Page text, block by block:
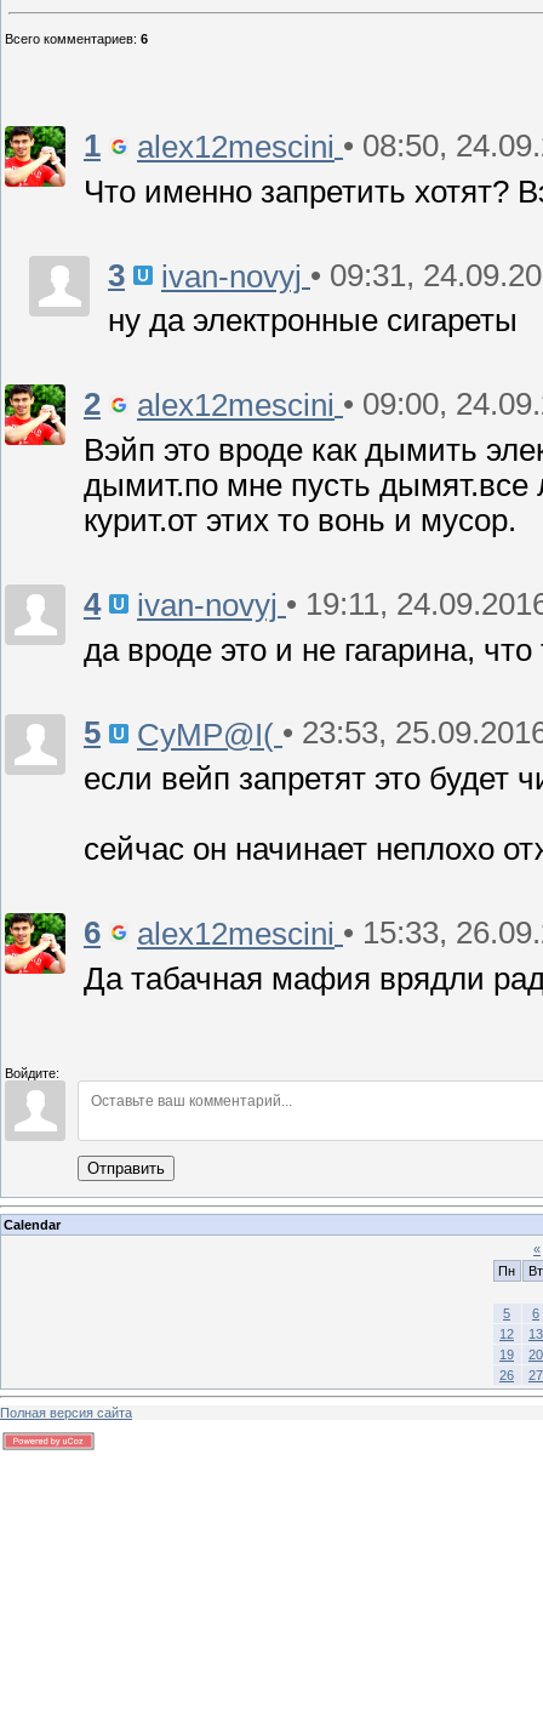
Всего комментариев: 6
1 alex12mescini • 08:50,
Что именно запретить хотят?
3 ivan-novyj • 09:31,
ну да электронные сигареты
2 alex12mescini • 09:00,
Вэйп это вроде как дымить
дымит.по мне пусть
курит.от этих то вонь и мусор.
4 ivan-novyj • 19:11,
да вроде это и не гагарина,
5 CyMP@I( • 23:53,
если вейп запретят это будет
сейчас он начинает неплохо
6 alex12mescini • 15:33,
Да табачная мафия врядли
Войдите:
Отправить
Calendar
«
Пн
Вт
5
6
12
13
19
20
26
27
Полная версия сайта